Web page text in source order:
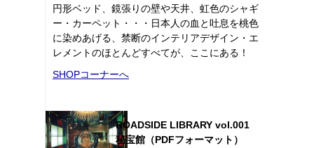
円形ベッド、鏡張りの壁や天井、虹色のシャギ
ー・カーペット・・・日本人の血と吐息を桃色
に染めあげる、禁断のインテリアデザイン・エ
レメントのほとんどすべてが、ここにある！
SHOPコーナーへ
ROADSIDE LIBRARY vol.001
秘宝館（PDFフォーマット）